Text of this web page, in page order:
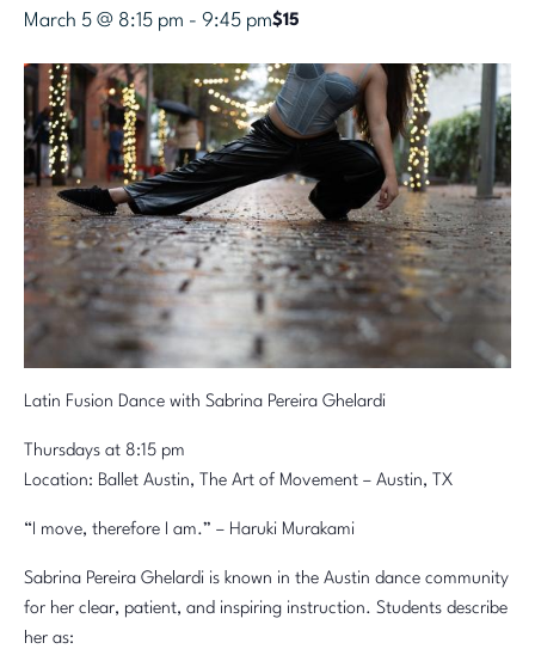
March 5 @ 8:15 pm - 9:45 pm$15
Latin Fusion Dance with Sabrina Pereira Ghelardi
Thursdays at 8:15 pm
Location: Ballet Austin, The Art of Movement – Austin, TX
“I move, therefore I am.” – Haruki Murakami
Sabrina Pereira Ghelardi is known in the Austin dance community
for her clear, patient, and inspiring instruction. Students describe
her as: